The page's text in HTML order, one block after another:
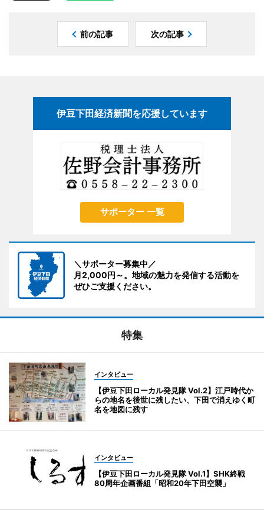
前の記事 次の記事
伊豆下田経済新聞を応援しています
サポーター 一覧
＼サポーター募集中／
月2,000円～。地域の魅力を発信する活動を
ぜひご支援ください。
特集
インタビュー
【伊豆下田ローカル発見隊 Vol.2】江戸時代か
らの地名を後世に残したい、下田で消えゆく町
名を地図に残す
インタビュー
【伊豆下田ローカル発見隊 Vol.1】SHK終戦
80周年企画番組「昭和20年下田空襲」